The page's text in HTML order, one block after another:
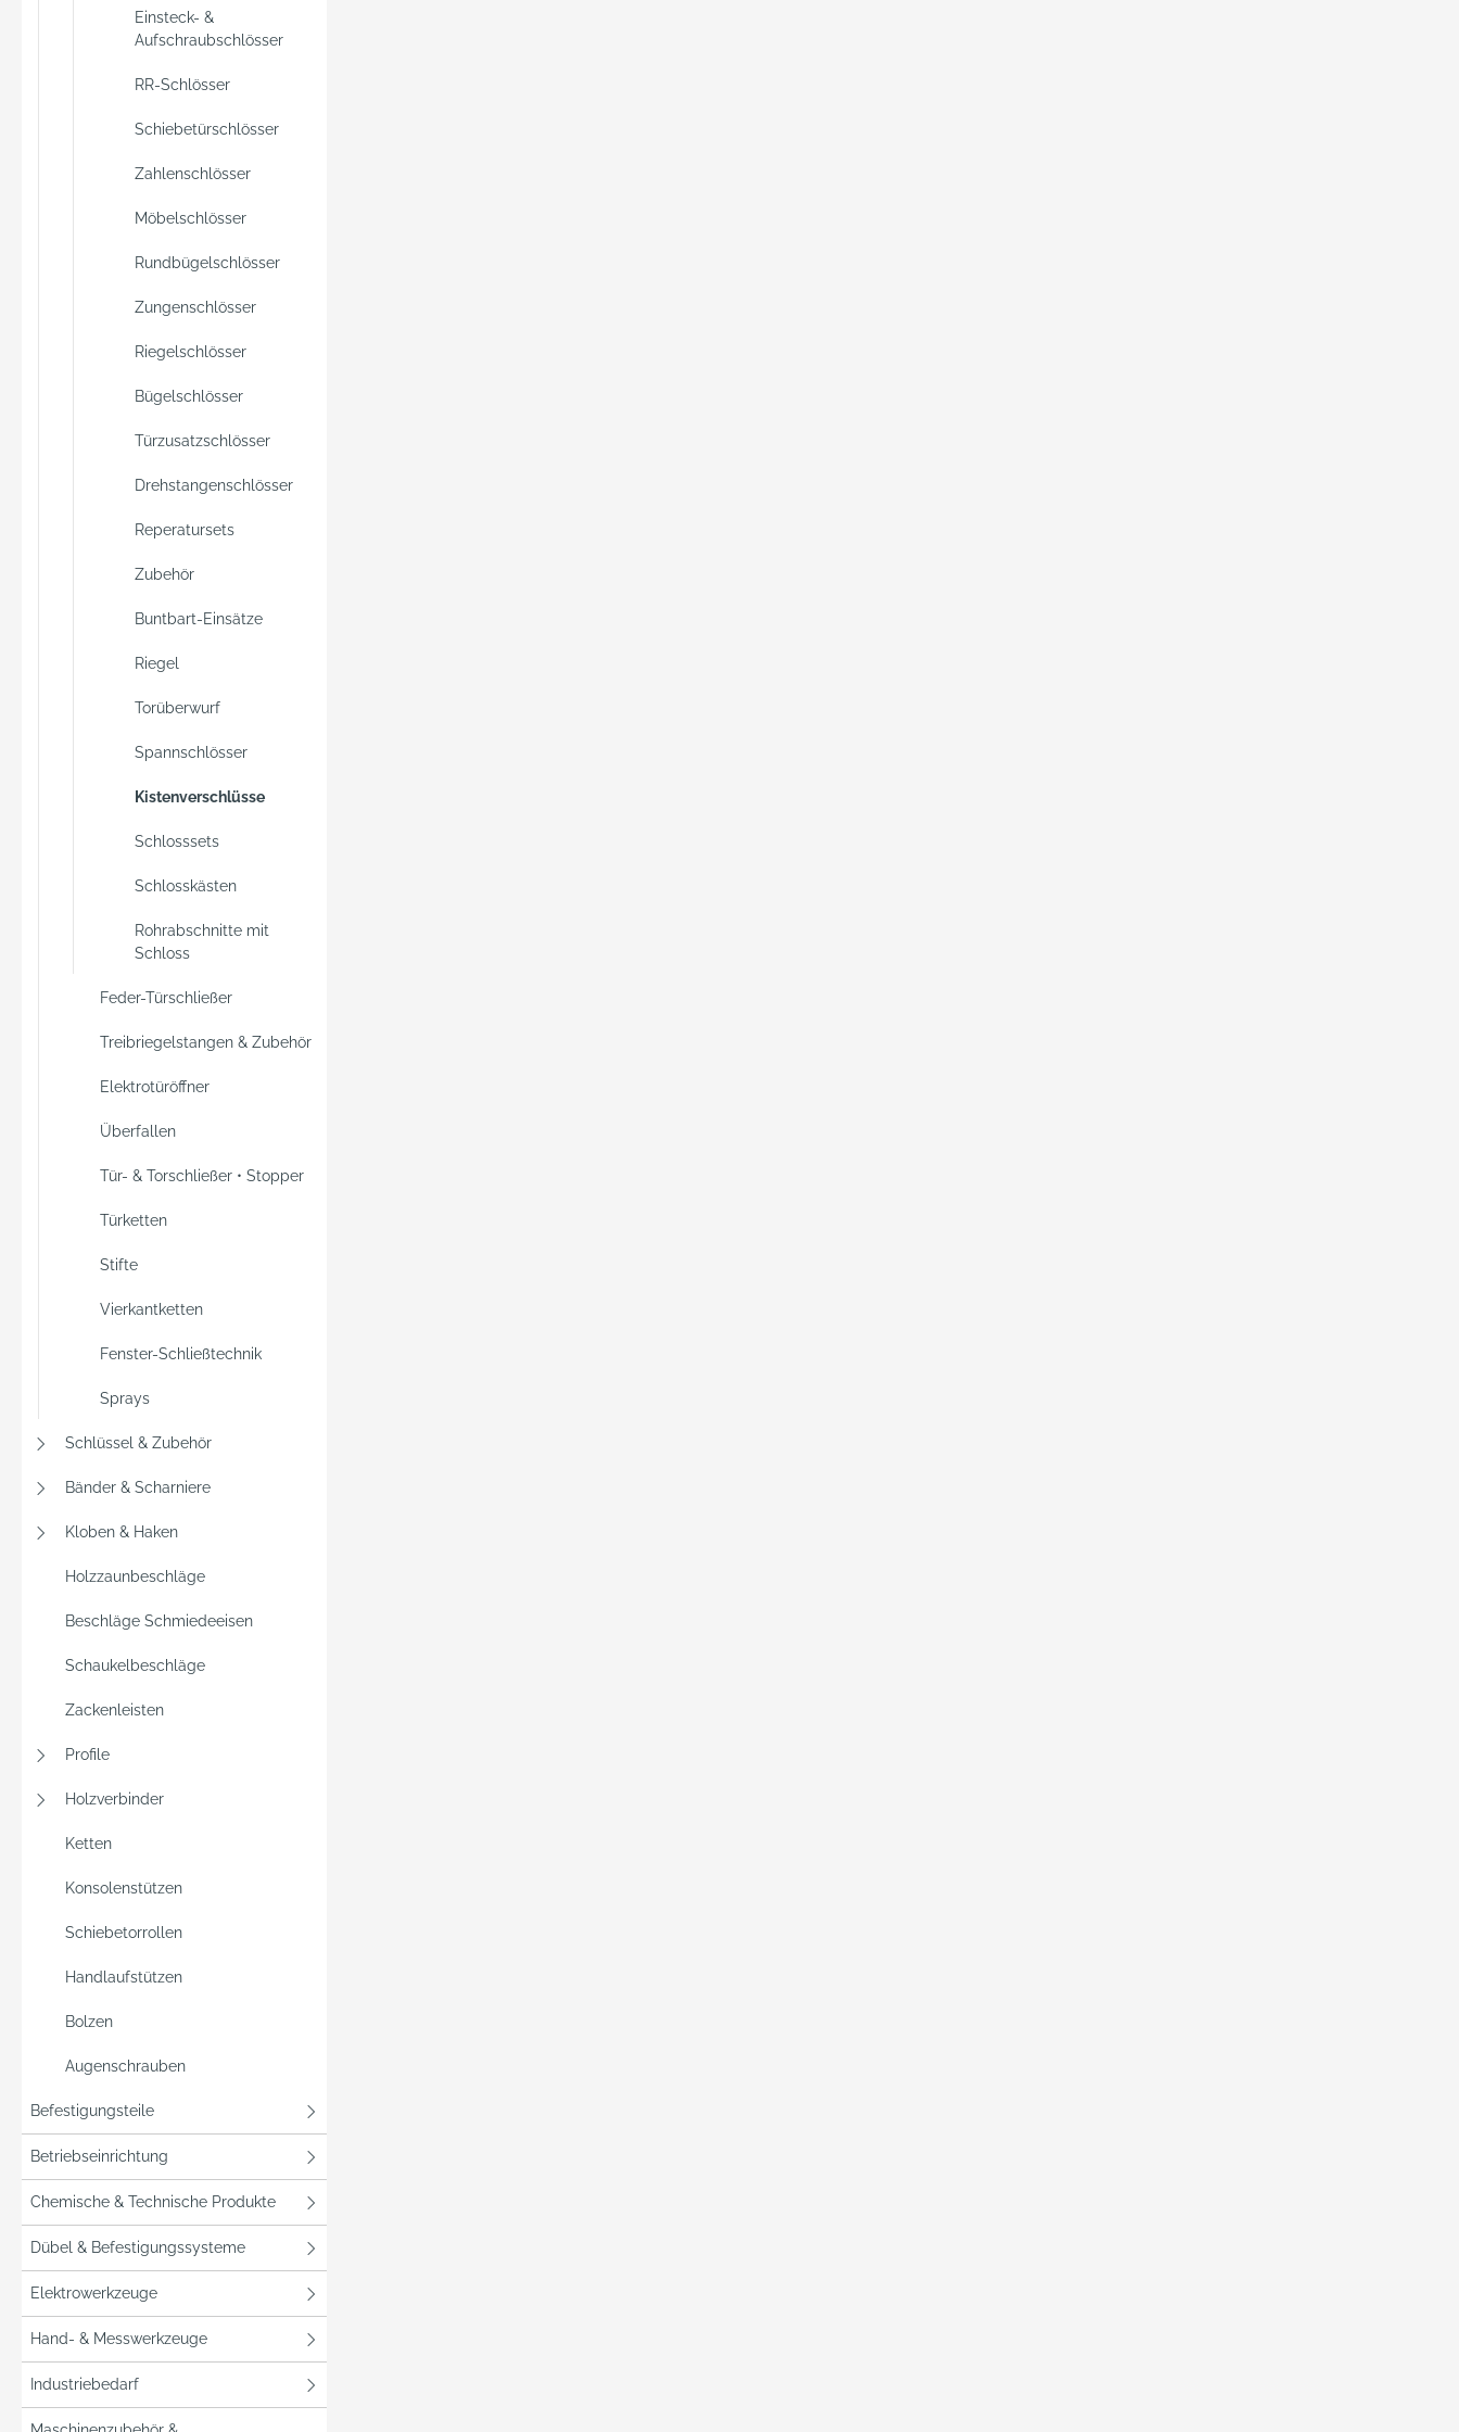
Einsteck- &
Aufschraubschlösser
RR-Schlösser
Schiebetürschlösser
Zahlenschlösser
Möbelschlösser
Rundbügelschlösser
Zungenschlösser
Riegelschlösser
Bügelschlösser
Türzusatzschlösser
Drehstangenschlösser
Reperatursets
Zubehör
Buntbart-Einsätze
Riegel
Torüberwurf
Spannschlösser
Kistenverschlüsse
Schlosssets
Schlosskästen
Rohrabschnitte mit
Schloss
Feder-Türschließer
Treibriegelstangen & Zubehör
Elektrotüröffner
Überfallen
Tür- & Torschließer • Stopper
Türketten
Stifte
Vierkantketten
Fenster-Schließtechnik
Sprays
Schlüssel & Zubehör
Bänder & Scharniere
Kloben & Haken
Holzzaunbeschläge
Beschläge Schmiedeeisen
Schaukelbeschläge
Zackenleisten
Profile
Holzverbinder
Ketten
Konsolenstützen
Schiebetorrollen
Handlaufstützen
Bolzen
Augenschrauben
Befestigungsteile
Betriebseinrichtung
Chemische & Technische Produkte
Dübel & Befestigungssysteme
Elektrowerkzeuge
Hand- & Messwerkzeuge
Industriebedarf